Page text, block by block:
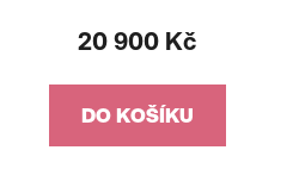
20 900 Kč
DO KOŠÍKU